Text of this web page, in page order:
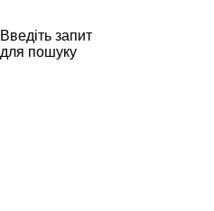
Введіть запит
для пошуку